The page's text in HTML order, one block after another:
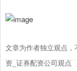
文章为作者独立观点
资_证券配资公司观点